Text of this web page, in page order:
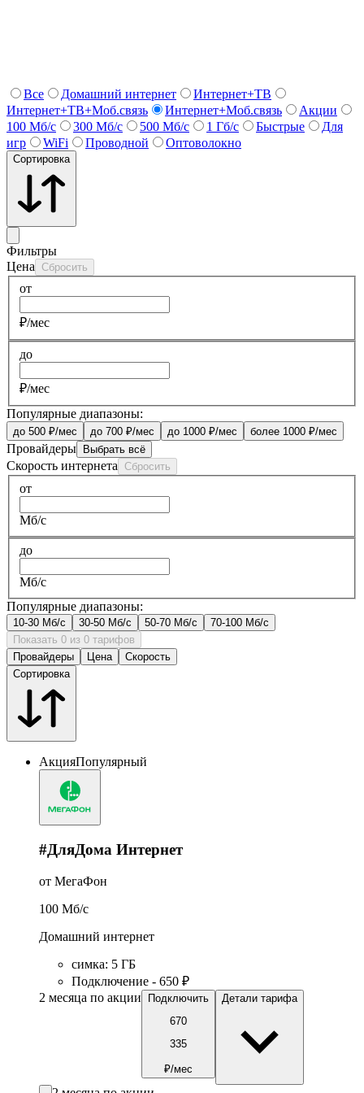
Все Домашний интернет
Интернет+ТВ
Интернет+ТВ+Моб.связь
Интернет+Моб.связь
Акции
100 Мб/с
300 Мб/с 500 Мб/с 1 Гб/c Быстрые
Для
игр
WiFi Проводной Оптоволокно
Сортировка
Фильтры
Цена
Сбросить
от
₽/мес
до
₽/мес
Популярные диапазоны:
до 500 ₽/мес до 700 ₽/мес до 1000 ₽/мес более 1000 ₽/мес
Провайдеры Выбрать всё
Скорость интернета Сбросить
от
Мб/с
до
Мб/с
Популярные диапазоны:
10-30 Мб/с 30-50 Мб/с 50-70 Мб/с
70-100 Мб/с
Показать 0 из 0 тарифов
Провайдеры
Цена
Скорость
Сортировка
АкцияПопулярный
#ДляДома Интернет
от МегаФон
100 Мб/c
Домашний интернет
симка: 5 ГБ
Подключение - 650 ₽
2 месяца по акции
Подключить
670
335
₽/мес
Детали тарифа